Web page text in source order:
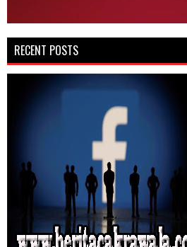
RECENT POSTS